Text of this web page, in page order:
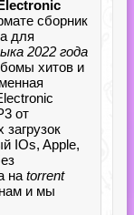
сборник
для
2022 года
хитов и
от
IOs, Apple,
на torrent
и мы